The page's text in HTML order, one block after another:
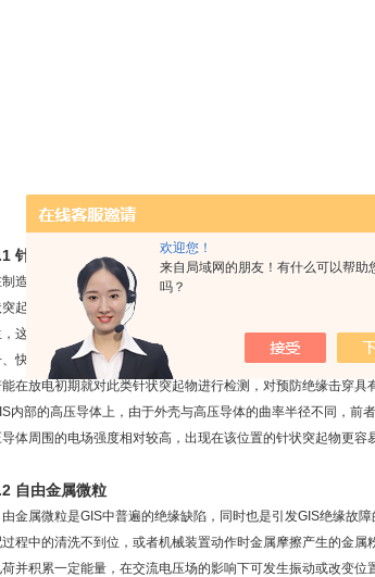
欢迎您！
来自局域网的朋友！有什么可以帮助
吗？
内部的绝缘缺陷
针状突起物
造、安装及操作GIS的过程中，可能会在高压导体或金属外壳
起物的存在会改变场强分布，其周围会形成高场强区，若场
这将有利于间隙中的电场分布的改善，使电场分布变得更加
快速暂态过电压(VETO)下，电场强度和电压变化梯度都很大
在放电初期就对此类针状突起物进行检测，对预防绝缘击穿
内部的高压导体上，由于外壳与高压导体的曲率半径不同，前
体周围的电场强度相对较高，出现在该位置的针状突起物更容
自由金属微粒
金属微粒是GIS中普遍的绝缘缺陷，同时也是引发GIS绝缘故
程中的清洗不到位，或者机械装置动作时金属摩擦产生的金
并积累一定能量，在交流电压场的影响下可发生振动或改变